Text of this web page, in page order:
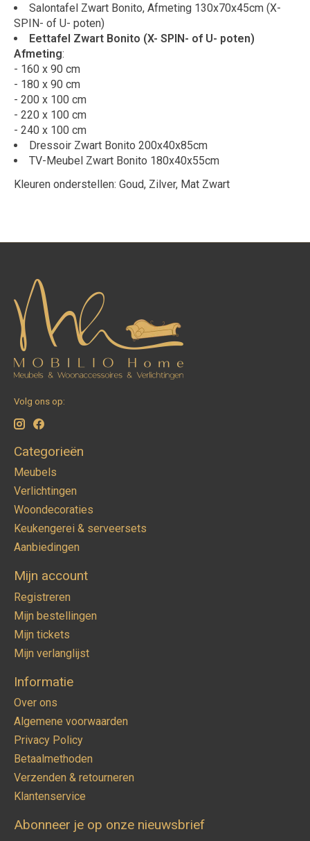
Salontafel Zwart Bonito, Afmeting 130x70x45cm (X-
SPIN- of U- poten)
Eettafel Zwart Bonito (X- SPIN- of U- poten)
Afmeting:
- 160 x 90 cm
- 180 x 90 cm
- 200 x 100 cm
- 220 x 100 cm
- 240 x 100 cm
Dressoir Zwart Bonito 200x40x85cm
TV-Meubel Zwart Bonito 180x40x55cm
Kleuren onderstellen: Goud, Zilver, Mat Zwart
Volg ons op:
Categorieën
Meubels
Verlichtingen
Woondecoraties
Keukengerei & serveersets
Aanbiedingen
Mijn account
Registreren
Mijn bestellingen
Mijn tickets
Mijn verlanglijst
Informatie
Over ons
Algemene voorwaarden
Privacy Policy
Betaalmethoden
Verzenden & retourneren
Klantenservice
Abonneer je op onze nieuwsbrief